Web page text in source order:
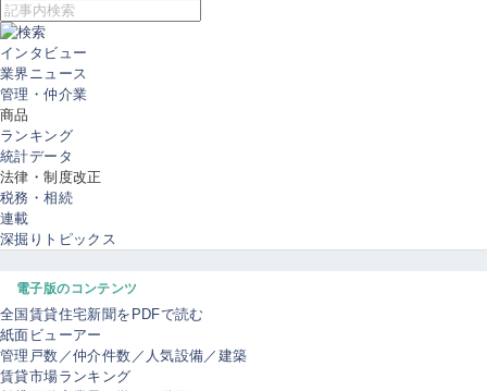
インタビュー
業界ニュース
管理・仲介業
商品
ランキング
統計データ
法律・制度改正
税務・相続
連載
深掘りトピックス
電子版のコンテンツ
全国賃貸住宅新聞をPDFで読む
紙面ビューアー
管理戸数／仲介件数／人気設備／建築
賃貸市場ランキング